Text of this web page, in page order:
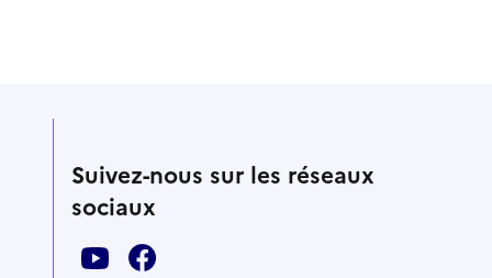
Suivez-nous sur les réseaux
sociaux